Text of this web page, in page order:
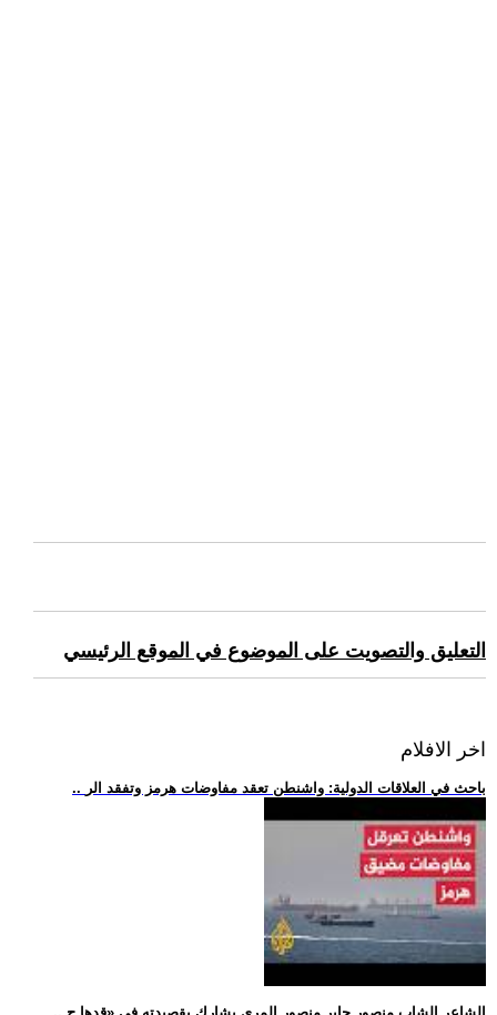
التعليق والتصويت على الموضوع في الموقع الرئيسي
اخر الافلام
.. باحث في العلاقات الدولية: واشنطن تعقد مفاوضات هرمز وتفقد الر